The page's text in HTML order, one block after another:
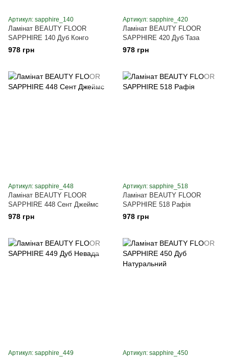
Артикул: sapphire_140
Ламінат BEAUTY FLOOR
SAPPHIRE 140 Дуб Конго
978 грн
Артикул: sapphire_420
Ламінат BEAUTY FLOOR
SAPPHIRE 420 Дуб Таза
978 грн
Артикул: sapphire_448
Ламінат BEAUTY FLOOR
SAPPHIRE 448 Сент Джеймс
978 грн
Артикул: sapphire_518
Ламінат BEAUTY FLOOR
SAPPHIRE 518 Рафія
978 грн
Артикул: sapphire_449 Артикул: sapphire_450